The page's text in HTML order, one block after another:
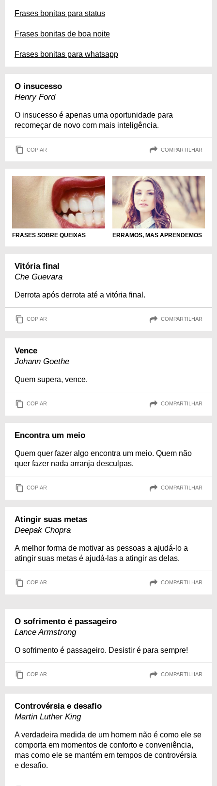
Frases bonitas para status
Frases bonitas de boa noite
Frases bonitas para whatsapp
O insucesso
Henry Ford
O insucesso é apenas uma oportunidade para
recomeçar de novo com mais inteligência.
COPIAR COMPARTILHAR
FRASES SOBRE QUEIXAS ERRAMOS, MAS APRENDEMOS
Vitória final
Che Guevara
Derrota após derrota até a vitória final.
COPIAR COMPARTILHAR
Vence
Johann Goethe
Quem supera, vence.
COPIAR COMPARTILHAR
Encontra um meio
Quem quer fazer algo encontra um meio. Quem não
quer fazer nada arranja desculpas.
COPIAR COMPARTILHAR
Atingir suas metas
Deepak Chopra
A melhor forma de motivar as pessoas a ajudá-lo a
atingir suas metas é ajudá-las a atingir as delas.
COPIAR COMPARTILHAR
O sofrimento é passageiro
Lance Armstrong
O sofrimento é passageiro. Desistir é para sempre!
COPIAR COMPARTILHAR
Controvérsia e desafio
Martin Luther King
A verdadeira medida de um homem não é como ele se
comporta em momentos de conforto e conveniência,
mas como ele se mantém em tempos de controvérsia
e desafio.